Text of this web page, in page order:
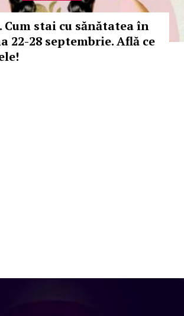
Cum stai cu sănătatea în
22-28 septembrie. Află ce